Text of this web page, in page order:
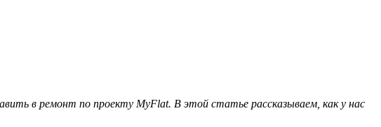
в ремонт по проекту MyFlat. В этой статье рассказываем, как у нас